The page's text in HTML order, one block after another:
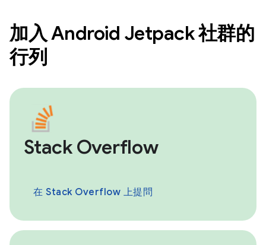
加入 Android Jetpack 社群的
行列
Stack Overflow
在 Stack Overflow 上提問